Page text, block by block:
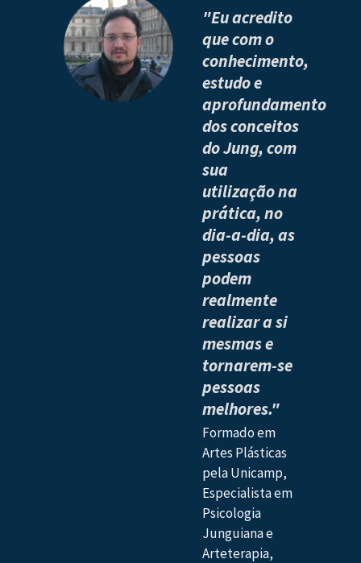
"Eu acredito
que com o
conhecimento,
estudo e
aprofundamento
dos conceitos
do Jung, com
sua
utilização na
prática, no
dia-a-dia, as
pessoas
podem
realmente
realizar a si
mesmas e
tornarem-se
pessoas
melhores."
Formado em
Artes Plásticas
pela Unicamp,
Especialista em
Psicologia
Junguiana e
Arteterapia,